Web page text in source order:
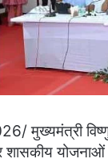
मुख्यमंत्री
योजनाओं